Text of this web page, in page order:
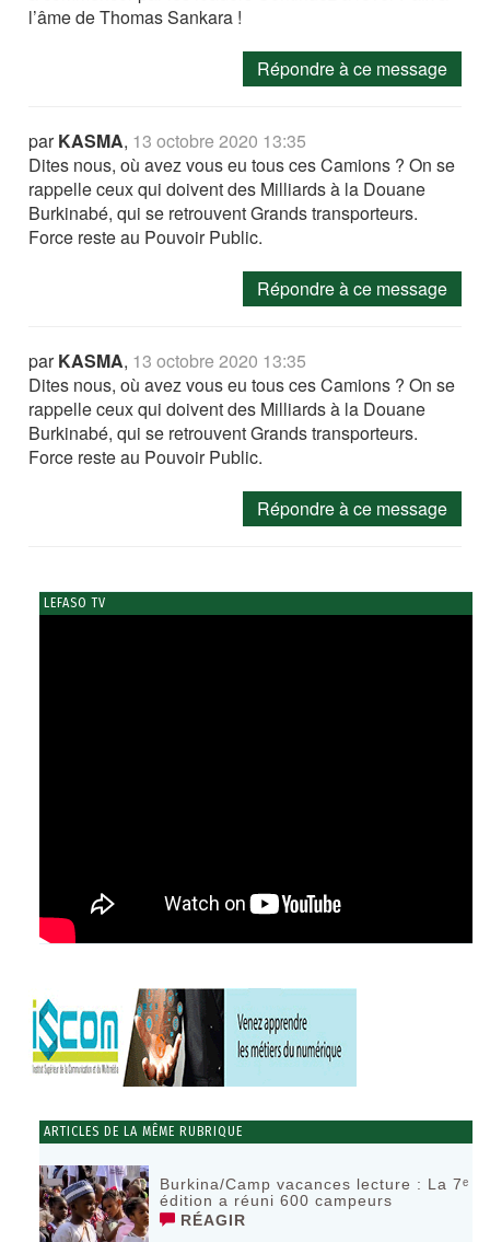
l’âme de Thomas Sankara !
Répondre à ce message
parKASMA, 13 octobre 2020 13:35
Dites nous, où avez vous eu tous ces Camions ? On se
rappelle ceux qui doivent des Milliards à la Douane
Burkinabé, qui se retrouvent Grands transporteurs.
Force reste au Pouvoir Public.
Répondre à ce message
parKASMA, 13 octobre 2020 13:35
Dites nous, où avez vous eu tous ces Camions ? On se
rappelle ceux qui doivent des Milliards à la Douane
Burkinabé, qui se retrouvent Grands transporteurs.
Force reste au Pouvoir Public.
Répondre à ce message
LEFASO TV
ARTICLES DE LA MÊME RUBRIQUE
Burkina/Camp vacances lecture : La 7ᵉ
édition a réuni 600 campeurs
RÉAGIR